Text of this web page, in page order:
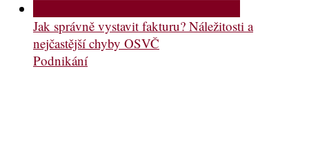
Jak správně vystavit fakturu? Náležitosti a
nejčastější chyby OSVČ
Podnikání